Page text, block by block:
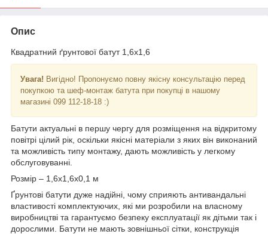
Опис
Квадратний ґрунтової батут 1,6х1,6
Увага! Вигідно! Пропонуємо повну якісну консультацію перед
покупкою та шеф-монтаж батута при покупці в нашому
магазині 099 112-18-18 :)
Батути актуальні в першу чергу для розміщення на відкритому
повітрі цілий рік, оскільки якісні матеріали з яких він виконаний
та можливість типу монтажу, дають можливість у легкому
обслуговуванні.
Розмір – 1,6х1,6х0,1 м
Ґрунтові батути дуже надійні, чому сприяють антивандальні
властивості комплектуючих, які ми розробили на власному
виробництві та гарантуємо безпеку експлуатації як дітьми так і
дорослими. Батути не мають зовнішньої сітки, конструкція